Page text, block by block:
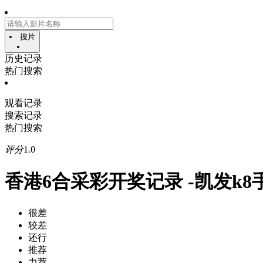
搜片
历史记录
热门搜索
观看记录
搜索记录
热门搜索
评分1.0
香港6合采彩开奖记录 -凯发k8
很差
较差
还行
推荐